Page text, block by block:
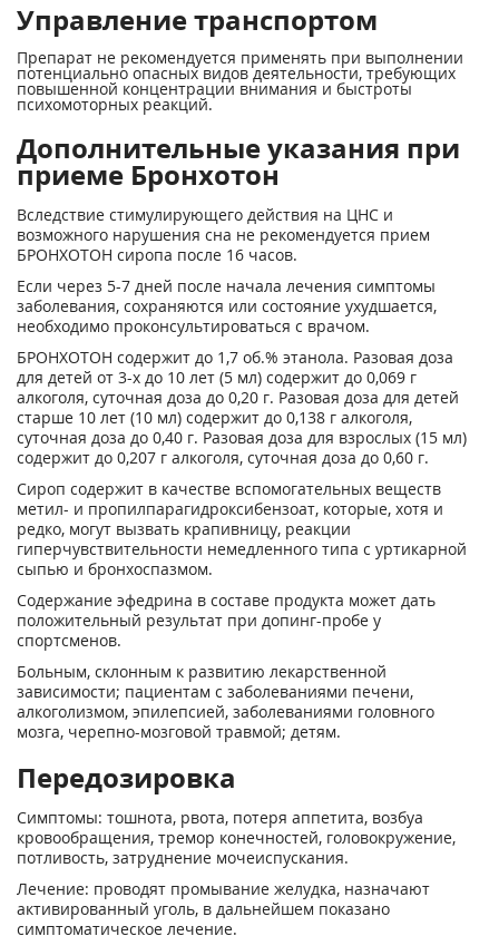
Управление транспортом
Препарат не рекомендуется применять при выполнении
потенциально опасных видов деятельности, требующих
повышенной концентрации внимания и быстроты
психомоторных реакций.
Дополнительные указания при
приеме Бронхотон
Вследствие стимулирующего действия на ЦНС и
возможного нарушения сна не рекомендуется прием
БРОНХОТОН сиропа после 16 часов.
Если через 5-7 дней после начала лечения симптомы
заболевания, сохраняются или состояние ухудшается,
необходимо проконсультироваться с врачом.
БРОНХОТОН содержит до 1,7 об.% этанола. Разовая доза
для детей от 3-х до 10 лет (5 мл) содержит до 0,069 г
алкоголя, суточная доза до 0,20 г. Разовая доза для детей
старше 10 лет (10 мл) содержит до 0,138 г алкоголя,
суточная доза до 0,40 г. Разовая доза для взрослых (15 мл)
содержит до 0,207 г алкоголя, суточная доза до 0,60 г.
Сироп содержит в качестве вспомогательных веществ
метил- и пропилпарагидроксибензоат, которые, хотя и
редко, могут вызвать крапивницу, реакции
гиперчувствительности немедленного типа с уртикарной
сыпью и бронхоспазмом.
Содержание эфедрина в составе продукта может дать
положительный результат при допинг-пробе у
спортсменов.
Больным, склонным к развитию лекарственной
зависимости; пациентам с заболеваниями печени,
алкоголизмом, эпилепсией, заболеваниями головного
мозга, черепно-мозговой травмой; детям.
Передозировка
Симптомы: тошнота, рвота, потеря аппетита, возбуа
кровообращения, тремор конечностей, головокружение,
потливость, затруднение мочеиспускания.
Лечение: проводят промывание желудка, назначают
активированный уголь, в дальнейшем показано
симптоматическое лечение.